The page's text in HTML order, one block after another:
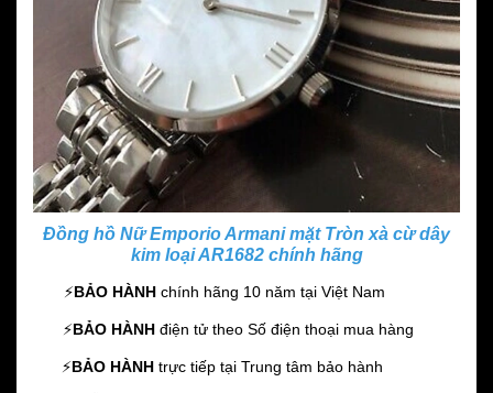
Đồng hồ Nữ Emporio Armani mặt Tròn xà cừ dây
kim loại AR1682 chính hãng
⚡️BẢO HÀNH chính hãng 10 năm tại Việt Nam
⚡️BẢO HÀNH điện tử theo Số điện thoại mua hàng
⚡️BẢO HÀNH trực tiếp tại Trung tâm bảo hành